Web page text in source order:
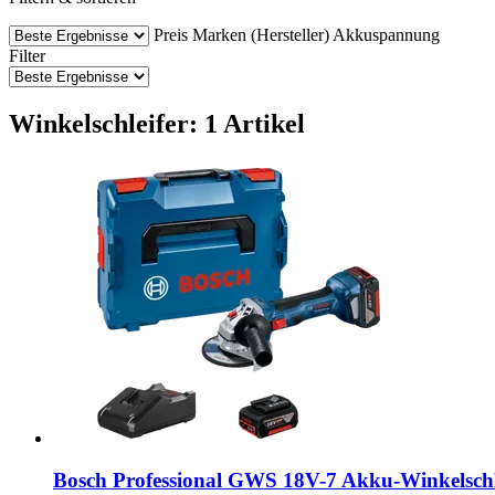
Preis Marken (Hersteller) Akkuspannung
Filter
Winkelschleifer: 1 Artikel
Bosch Professional GWS 18V-​7 Akku-​